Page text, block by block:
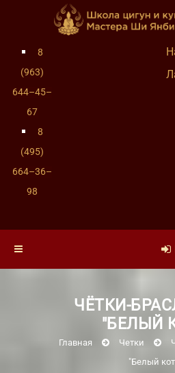
8
(963)
644–45–
67
8
(495)
664–36–
98
ЧЁТКИ-
"БЕЛЫЙ
Главная Четки
"Белый